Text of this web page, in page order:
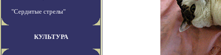
"Сердитые стрелы"
КУЛЬТУРА